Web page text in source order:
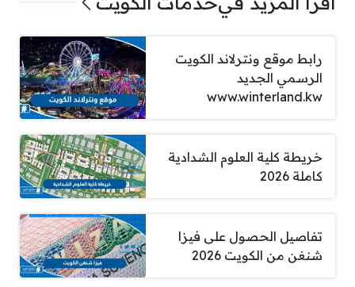
رابط موقع ونترلاند الكويت
الرسمي الجديد
www.winterland.kw
خريطة كلية العلوم الشدادية
كاملة 2026
تفاصيل الحصول على فيزا
شنغن من الكويت 2026